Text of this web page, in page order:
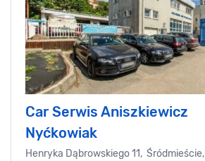
Car Serwis Aniszkiewicz
Nyćkowiak
Henryka Dąbrowskiego 11, Śródmieście,